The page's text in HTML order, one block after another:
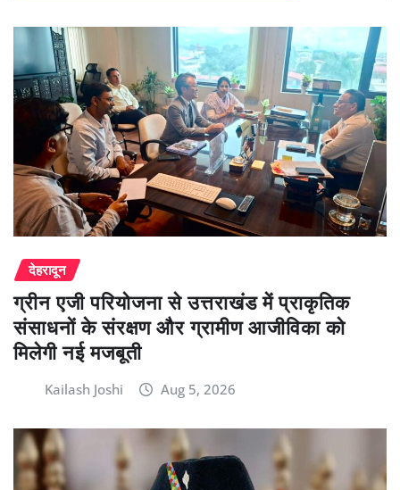
देहरादून
ग्रीन एजी परियोजना से उत्तराखंड में प्राकृतिक
संसाधनों के संरक्षण और ग्रामीण आजीविका को
मिलेगी नई मजबूती
Kailash Joshi Aug 5, 2026